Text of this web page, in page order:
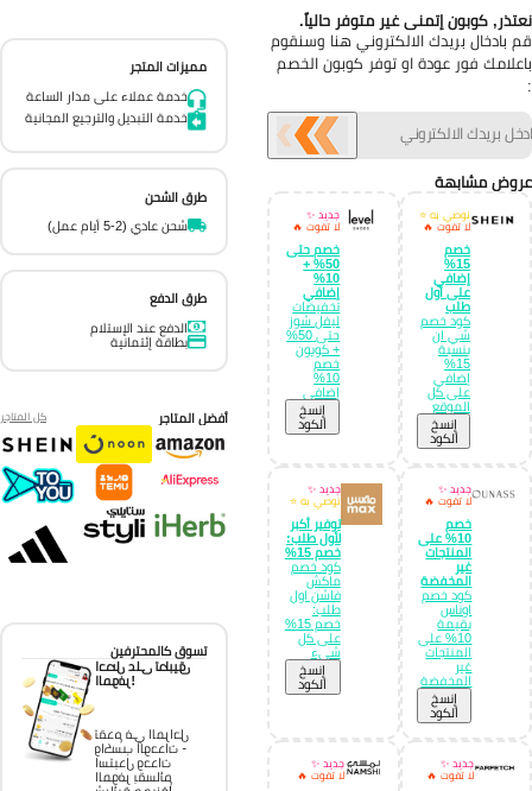
كوبون إتمنى غير متوفر حالياً.
بادخال بريدك الالكتروني هنا وسنقوم
فور عودة او توفر كوبون الخصم
مشابهة
نوصي به ⭐
لا تفوت 🔥
خصم
15%
إضافي
على أول
طلب
كود خصم
شي ان
بنسبة
15%
إضافي
على كل
الموقع
إِنسخ
الكود
جديد ✨
لا تفوت 🔥
خصم حتى
50% +
10%
إضافي
تخفيضات
ليفل شوز
حتى 50%
+ كوبون
خصم
10%
إضافي
إِنسخ
الكود
جديد ✨
لا تفوت 🔥
خصم
10% على
المنتجات
غير
المخفضة
كود خصم
اوناس
بقيمة
10% على
المنتجات
غير
المخفضة
إِنسخ
الكود
جديد ✨
نوصي به ⭐
توفير أكبر
لأول طلب:
خصم 15%
كود خصم
ماكش
فاشن اول
طلب:
خصم 15%
على كل
شيء
إِنسخ
الكود
جديد ✨
لا تفوت 🔥
جديد ✨
لا تفوت 🔥
مميزات المتجر
خدمة عملاء على مدار الساعة
خدمة التبديل والترجيع المجانية
طرق الشحن
شحن عادي (2-5 أيام عمل)
طرق الدفع
الدفع عند الإستلام
بطاقة إئتمانية
أفضل المتاجر كل المتاجر
تسوق كالمحترفين
احصل على تطبيق
الموفر!
تقدم في المراحل
واكسب الوحدات -
استبدل وحدات
الموفر بقسائم